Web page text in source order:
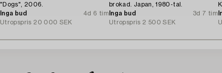
"Dogs", 2006.
Inga bud
4d 6 tim
Utropspris 20 000 SEK
brokad. Japan, 1980-tal.
Inga bud
3d 7 tim
Utropspris 2 500 SEK